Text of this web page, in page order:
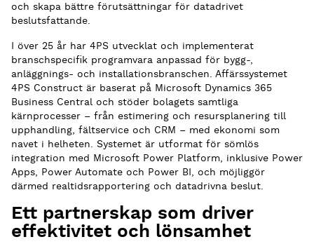
och skapa bättre förutsättningar för datadrivet
beslutsfattande.
I över 25 år har 4PS utvecklat och implementerat
branschspecifik programvara anpassad för bygg-,
anläggnings- och installationsbranschen. Affärssystemet
4PS Construct är baserat på Microsoft Dynamics 365
Business Central och stöder bolagets samtliga
kärnprocesser – från estimering och resursplanering till
upphandling, fältservice och CRM – med ekonomi som
navet i helheten. Systemet är utformat för sömlös
integration med Microsoft Power Platform, inklusive Power
Apps, Power Automate och Power BI, och möjliggör
därmed realtidsrapportering och datadrivna beslut.
Ett partnerskap som driver
effektivitet och lönsamhet